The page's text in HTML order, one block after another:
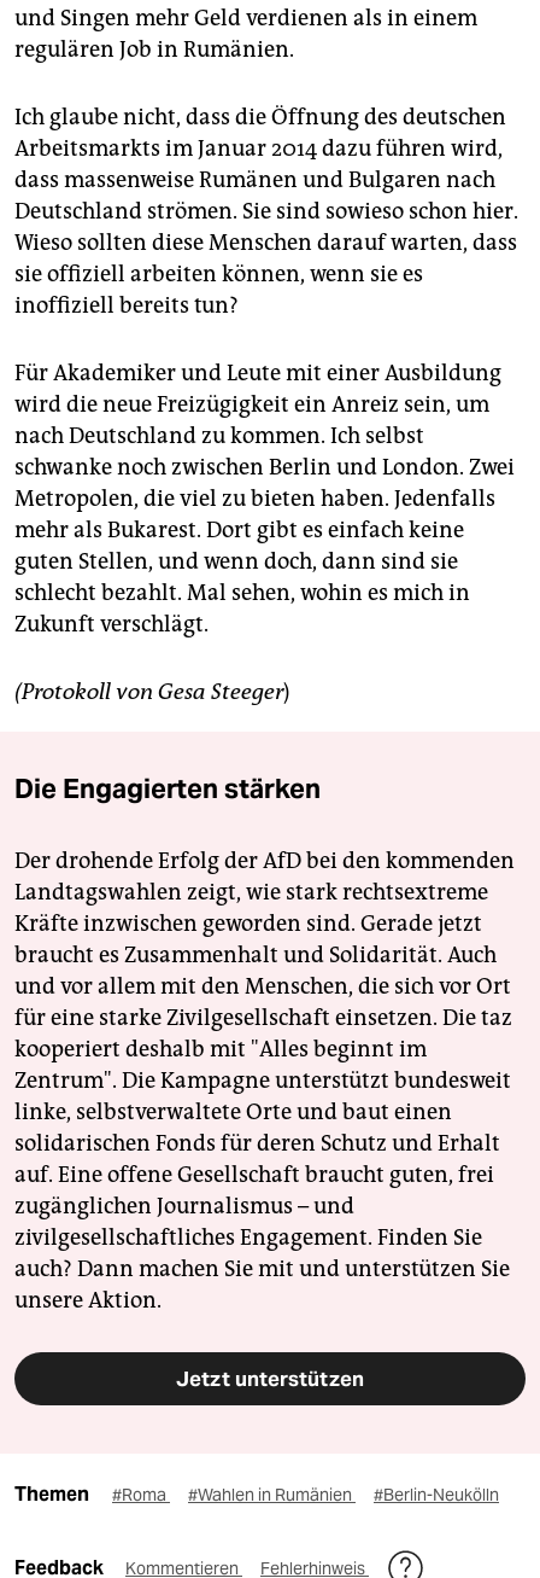
und Singen mehr Geld verdienen als in einem
regulären Job in Rumänien.
Ich glaube nicht, dass die Öffnung des deutschen
Arbeitsmarkts im Januar 2014 dazu führen wird,
dass massenweise Rumänen und Bulgaren nach
Deutschland strömen. Sie sind sowieso schon hier.
Wieso sollten diese Menschen darauf warten, dass
sie offiziell arbeiten können, wenn sie es
inoffiziell bereits tun?
Für Akademiker und Leute mit einer Ausbildung
wird die neue Freizügigkeit ein Anreiz sein, um
nach Deutschland zu kommen. Ich selbst
schwanke noch zwischen Berlin und London. Zwei
Metropolen, die viel zu bieten haben. Jedenfalls
mehr als Bukarest. Dort gibt es einfach keine
guten Stellen, und wenn doch, dann sind sie
schlecht bezahlt. Mal sehen, wohin es mich in
Zukunft verschlägt.
(Protokoll von Gesa Steeger)
Die Engagierten stärken
Der drohende Erfolg der AfD bei den kommenden
Landtagswahlen zeigt, wie stark rechtsextreme
Kräfte inzwischen geworden sind. Gerade jetzt
braucht es Zusammenhalt und Solidarität. Auch
und vor allem mit den Menschen, die sich vor Ort
für eine starke Zivilgesellschaft einsetzen. Die taz
kooperiert deshalb mit "Alles beginnt im
Zentrum". Die Kampagne unterstützt bundesweit
linke, selbstverwaltete Orte und baut einen
solidarischen Fonds für deren Schutz und Erhalt
auf. Eine offene Gesellschaft braucht guten, frei
zugänglichen Journalismus – und
zivilgesellschaftliches Engagement. Finden Sie
auch? Dann machen Sie mit und unterstützen Sie
unsere Aktion.
Jetzt unterstützen
Themen #Roma #Wahlen in Rumänien #Berlin-Neukölln
Feedback Kommentieren Fehlerhinweis